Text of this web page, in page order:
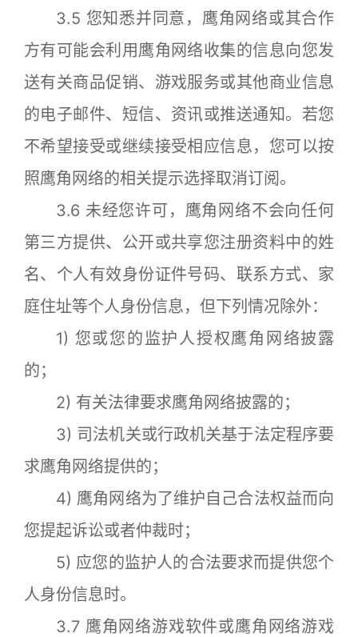
3.5 您知悉并同意，鹰角网络或其合作
方有可能会利用鹰角网络收集的信息向您发
送有关商品促销、游戏服务或其他商业信息
的电子邮件、短信、资讯或推送通知。若您
不希望接受或继续接受相应信息，您可以按
照鹰角网络的相关提示选择取消订阅。
3.6 未经您许可，鹰角网络不会向任何
第三方提供、公开或共享您注册资料中的姓
名、个人有效身份证件号码、联系方式、家
庭住址等个人身份信息，但下列情况除外：
1) 您或您的监护人授权鹰角网络披露
的；
2) 有关法律要求鹰角网络披露的；
3) 司法机关或行政机关基于法定程序要
求鹰角网络提供的；
4) 鹰角网络为了维护自己合法权益而向
您提起诉讼或者仲裁时；
5) 应您的监护人的合法要求而提供您个
人身份信息时。
3.7 鹰角网络游戏软件或鹰角网络游戏